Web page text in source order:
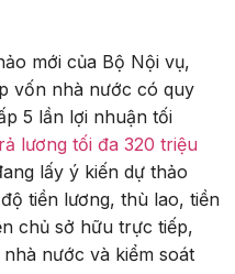
mới của Bộ Nội vụ,
vốn nhà nước có quy
5 lần lợi nhuận tối
lương tối đa 320 triệu
lấy ý kiến dự thảo
tiền lương, thù lao, tiền
chủ sở hữu trực tiếp,
nước và kiểm soát